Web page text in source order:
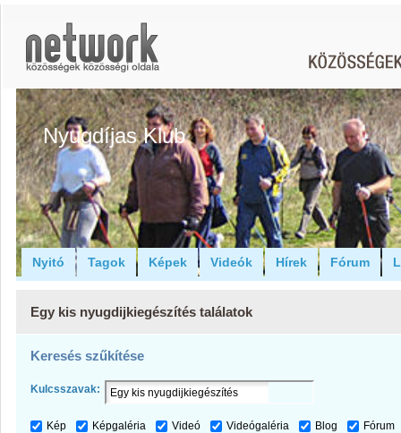
Nyugdíjas Klub
Nyitó Tagok Képek Videók Hírek Fórum
Egy kis nyugdijkiegészítés találatok
Keresés szűkítése
Kulcsszavak:
Kép Képgaléria Videó Videógaléria Blog Fórum